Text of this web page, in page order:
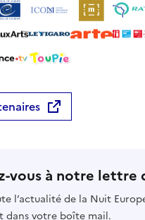
vous à notre lettre
l’actualité de la Nuit
dans votre boîte mail.